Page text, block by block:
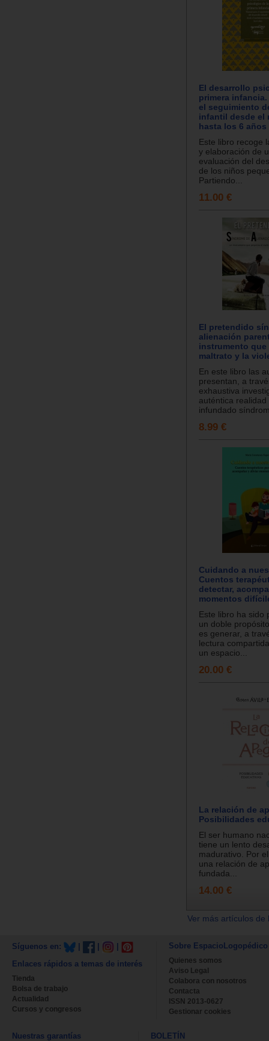
El desarrollo
primera
el seguimiento
infantil desde el
hasta los 6 años
Este libro recoge
y elaboración de
evaluación del
de los niños
Partiendo...
11.00 €
El pretendido
alienación
instrumento que
maltrato y la
En este libro las
presentan, a
exhaustiva
auténtica realidad
infundado
8.99 €
Cuidando a
Cuentos
detectar,
momentos
Este libro ha sido
un doble
es generar, a
lectura
un espacio...
20.00 €
La relación de
Posibilidades
El ser humano
tiene un lento
madurativo. Por
una relación de
fundada...
14.00 €
Ver más artículos
Síguenos en:
Enlaces rápidos a temas de interés
Tienda
Bolsa de trabajo
Actualidad
Cursos y congresos
Sobre EspacioLogopédico
Quienes somos
Aviso Legal
Colabora con nosotros
Contacta
ISSN 2013-0627
Gestionar cookies
Nuestras garantías BOLETÍN